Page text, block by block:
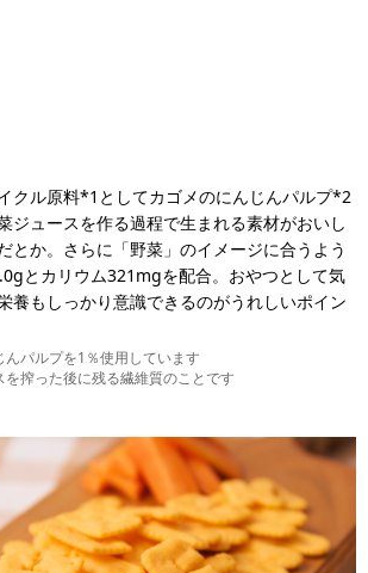
クル原料*1としてカゴメのにんじんパルプ*2
ジュースを作る過程で生まれる素材がおいし
とか。さらに「野菜」のイメージに合うよう
とカリウム321mgを配合。おやつとして気
養もしっかり意識できるのがうれしいポイン
パルプを1％使用しています
搾った後に残る繊維質のことです